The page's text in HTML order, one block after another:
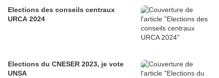
Elections des conseils centraux
URCA 2024
Elections du CNESER 2023, je vote
UNSA